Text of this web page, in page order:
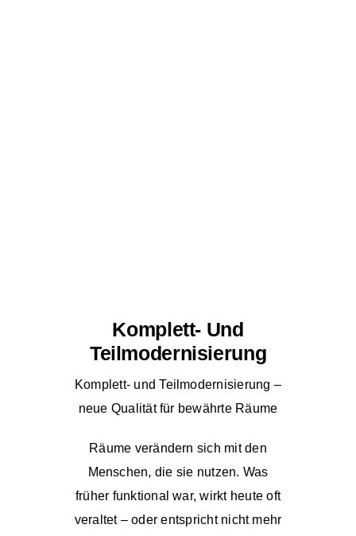
Komplett- Und
Teilmodernisierung
Komplett- und Teilmodernisierung –
neue Qualität für bewährte Räume
Räume verändern sich mit den
Menschen, die sie nutzen. Was
früher funktional war, wirkt heute oft
veraltet – oder entspricht nicht mehr